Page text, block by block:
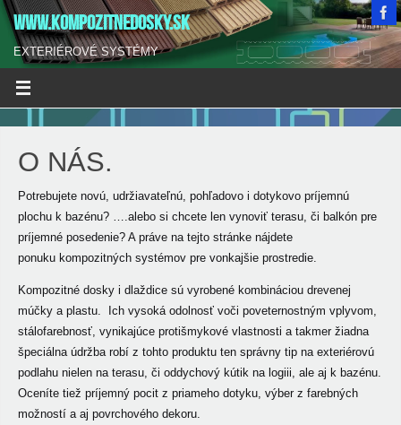
WWW.KOMPOZITNEDOSKY.SK
EXTERIÉROVÉ SYSTÉMY
O NÁS.
Potrebujete novú, udržiavateľnú, pohľadovo i dotykovo príjemnú
plochu k bazénu? ….alebo si chcete len vynoviť terasu, či balkón pre
príjemné posedenie? A práve na tejto stránke nájdete
ponuku kompozitných systémov pre vonkajšie prostredie.
Kompozitné dosky i dlaždice sú vyrobené kombináciou drevenej
múčky a plastu. Ich vysoká odolnosť voči poveternostným vplyvom,
stálofarebnosť, vynikajúce protišmykové vlastnosti a takmer žiadna
špeciálna údržba robí z tohto produktu ten správny tip na exteriérovú
podlahu nielen na terasu, či oddychový kútik na logiii, ale aj k bazénu.
Oceníte tiež príjemný pocit z priameho dotyku, výber z farebných
možností a aj povrchového dekoru.